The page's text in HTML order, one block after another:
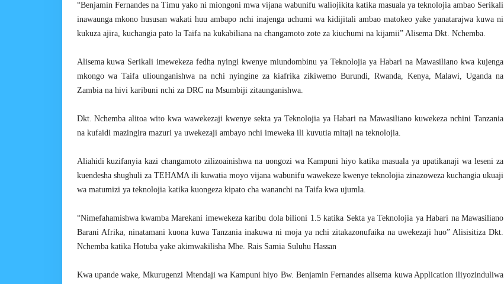
“Benjamin Fernandes na Timu yako ni miongoni mwa vijana wabunifu waliojikita katika masuala ya teknolojia ambao Serikali
inawaunga mkono hususan wakati huu ambapo nchi inajenga uchumi wa kidijitali ambao matokeo yake yanatarajwa kuwa ni
kukuza ajira, kuchangia pato la Taifa na kukabiliana na changamoto zote za kiuchumi na kijamii” Alisema Dkt. Nchemba.
Alisema kuwa Serikali imewekeza fedha nyingi kwenye miundombinu ya Teknolojia ya Habari na Mawasiliano kwa kujenga
mkongo wa Taifa uliounganishwa na nchi nyingine za kiafrika zikiwemo Burundi, Rwanda, Kenya, Malawi, Uganda na
Zambia na hivi karibuni nchi za DRC na Msumbiji zitaunganishwa.
Dkt. Nchemba alitoa wito kwa wawekezaji kwenye sekta ya Teknolojia ya Habari na Mawasiliano kuwekeza nchini Tanzania
na kufaidi mazingira mazuri ya uwekezaji ambayo nchi imeweka ili kuvutia mitaji na teknolojia.
Aliahidi kuzifanyia kazi changamoto zilizoainishwa na uongozi wa Kampuni hiyo katika masuala ya upatikanaji wa leseni za
kuendesha shughuli za TEHAMA ili kuwatia moyo vijana wabunifu wawekeze kwenye teknolojia zinazoweza kuchangia ukuaji
wa matumizi ya teknolojia katika kuongeza kipato cha wananchi na Taifa kwa ujumla.
“Nimefahamishwa kwamba Marekani imewekeza karibu dola bilioni 1.5 katika Sekta ya Teknolojia ya Habari na Mawasiliano
Barani Afrika, ninatamani kuona kuwa Tanzania inakuwa ni moja ya nchi zitakazonufaika na uwekezaji huo” Alisisitiza Dkt.
Nchemba katika Hotuba yake akimwakilisha Mhe. Rais Samia Suluhu Hassan
Kwa upande wake, Mkurugenzi Mtendaji wa Kampuni hiyo Bw. Benjamin Fernandes alisema kuwa Application iliyozinduliwa